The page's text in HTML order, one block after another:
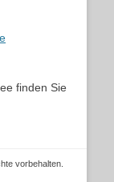
finden Sie
vorbehalten.